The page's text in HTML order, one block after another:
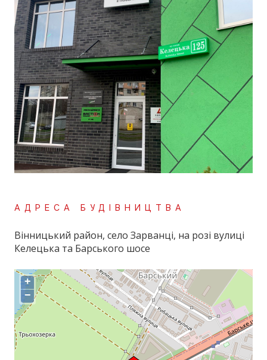
АДРЕСА БУДІВНИЦТВА
Вінницький район, село Зарванці, на розі вулиці
Келецька та Барського шосе
+
−